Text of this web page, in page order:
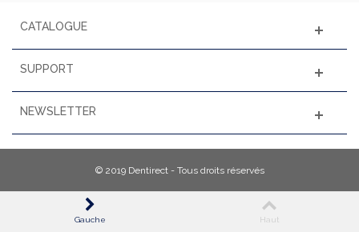
CATALOGUE
SUPPORT
NEWSLETTER
© 2019 Dentirect - Tous droits réservés
Gauche Haut